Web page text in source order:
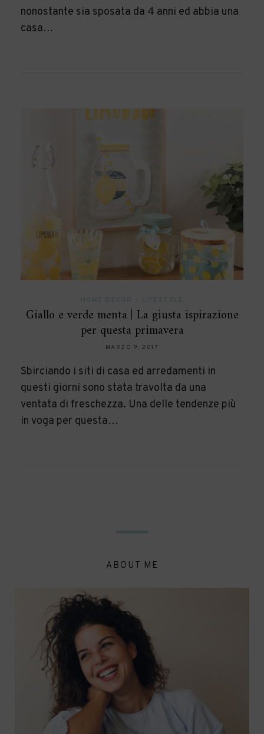
nonostante sia sposata da 4 anni ed abbia una
casa…
Giallo e verde menta | La giusta ispirazione
per questa primavera
MARZO 9, 2017
Sbirciando i siti di casa ed arredamenti in
questi giorni sono stata travolta da una
ventata di freschezza. Una delle tendenze più
in voga per questa…
ABOUT ME